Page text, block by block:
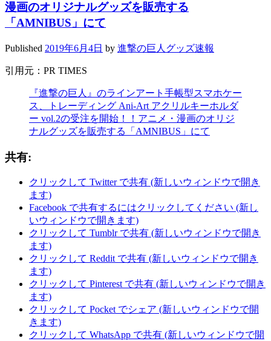
漫画のオリジナルグッズを販売する
「AMNIBUS」にて
Published 2019年6月4日 by 進撃の巨人グッズ速報
引用元：PR TIMES
『進撃の巨人』のラインアート手帳型スマホケー
ス、トレーディング Ani-Art アクリルキーホルダ
ー vol.2の受注を開始！！アニメ・漫画のオリジ
ナルグッズを販売する「AMNIBUS」にて
共有:
クリックして Twitter で共有 (新しいウィンドウで開き
ます)
Facebook で共有するにはクリックしてください (新し
いウィンドウで開きます)
クリックして Tumblr で共有 (新しいウィンドウで開き
ます)
クリックして Reddit で共有 (新しいウィンドウで開き
ます)
クリックして Pinterest で共有 (新しいウィンドウで開き
ます)
クリックして Pocket でシェア (新しいウィンドウで開
きます)
クリックして WhatsApp で共有 (新しいウィンドウで開